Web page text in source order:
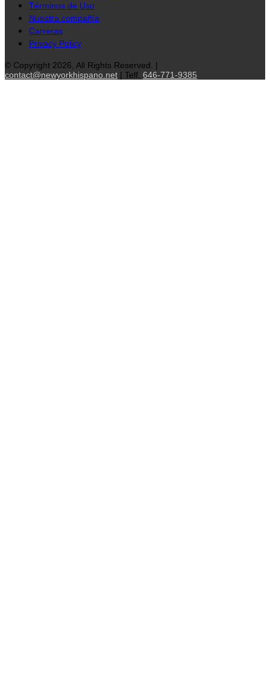
Términos de Uso
Nuestra compañía
Carreras
Privacy Policy
© Copyright 2026, All Rights Reserved. |
contact@newyorkhispano.net | Telf. 646-771-9385